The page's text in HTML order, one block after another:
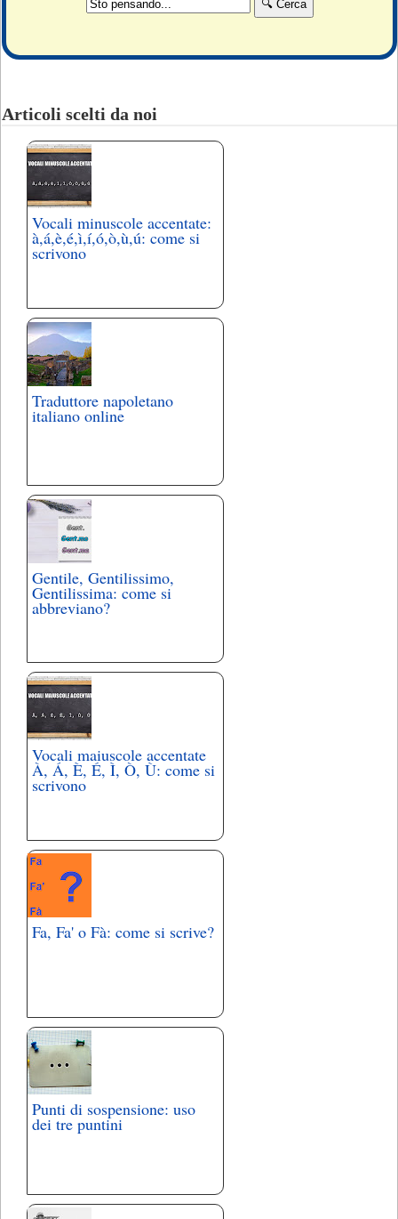
Articoli scelti da noi
Vocali minuscole accentate:
à,á,è,é,ì,í,ó,ò,ù,ú: come si
scrivono
Traduttore napoletano
italiano online
Gentile, Gentilissimo,
Gentilissima: come si
abbreviano?
Vocali maiuscole accentate
À, Á, È, É, Ì, Ò, Ù: come si
scrivono
Fa, Fa' o Fà: come si scrive?
Punti di sospensione: uso
dei tre puntini